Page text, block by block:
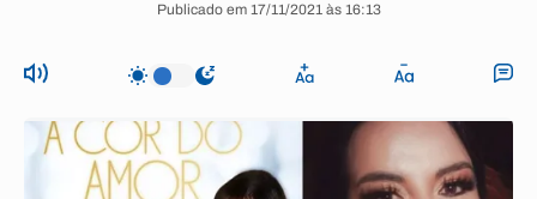
Publicado em 17/11/2021 às 16:13